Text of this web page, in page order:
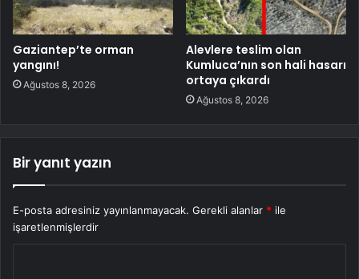
Gaziantep’te orman
yangını!
Ağustos 8, 2026
Alevlere teslim olan
Kumluca’nın son hali hasarı
ortaya çıkardı
Ağustos 8, 2026
Bir yanıt yazın
E-posta adresiniz yayınlanmayacak. Gerekli alanlar * ile
işaretlenmişlerdir